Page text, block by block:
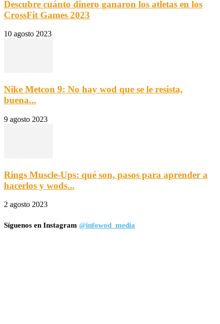
Descubre cuánto dinero ganaron los atletas en los
CrossFit Games 2023
10 agosto 2023
Nike Metcon 9: No hay wod que se le resista,
buena...
9 agosto 2023
Rings Muscle-Ups: qué son, pasos para aprender a
hacerlos y wods...
2 agosto 2023
Síguenos en Instagram @infowod_media